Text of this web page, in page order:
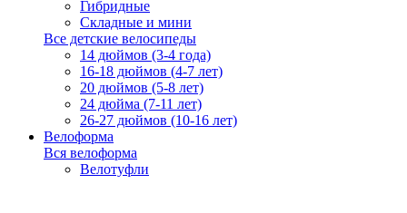
Гибридные
Складные и мини
Все детские велосипеды
14 дюймов (3-4 года)
16-18 дюймов (4-7 лет)
20 дюймов (5-8 лет)
24 дюйма (7-11 лет)
26-27 дюймов (10-16 лет)
Велоформа
Вся велоформа
Велотуфли